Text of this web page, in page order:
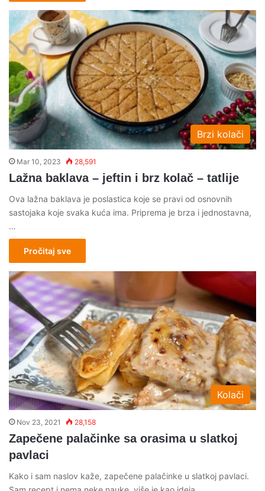
Brzi kolači
Mar 10, 2023 28,591
Lažna baklava – jeftin i brz kolač – tatlije
Ova lažna baklava je poslastica koje se pravi od osnovnih
sastojaka koje svaka kuća ima. Priprema je brza i jednostavna,
…
Pročitaj sve
Kolači
Nov 23, 2021 28,158
Zapečene palačinke sa orasima u slatkoj
pavlaci
Kako i sam naslov kaže, zapečene palačinke u slatkoj pavlaci.